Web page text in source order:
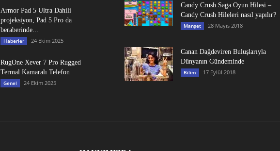
Armor Pad 5 Ultra Dahili
projeksiyon, Pad 5 Pro da
beraberinde...
Haberler 24 Ekim 2025
RugOne Xever 7 Pro Rugged
Termal Kamaralı Telefon
Genel 24 Ekim 2025
Candy Crush Saga Oyun Hilesi –
Candy Crush Hileleri nasıl yapılır?
Manşet 28 Mayıs 2018
Canan Dağdeviren Buluşlarıyla
Dünyanın Gündeminde
Bilim 17 Eylül 2018